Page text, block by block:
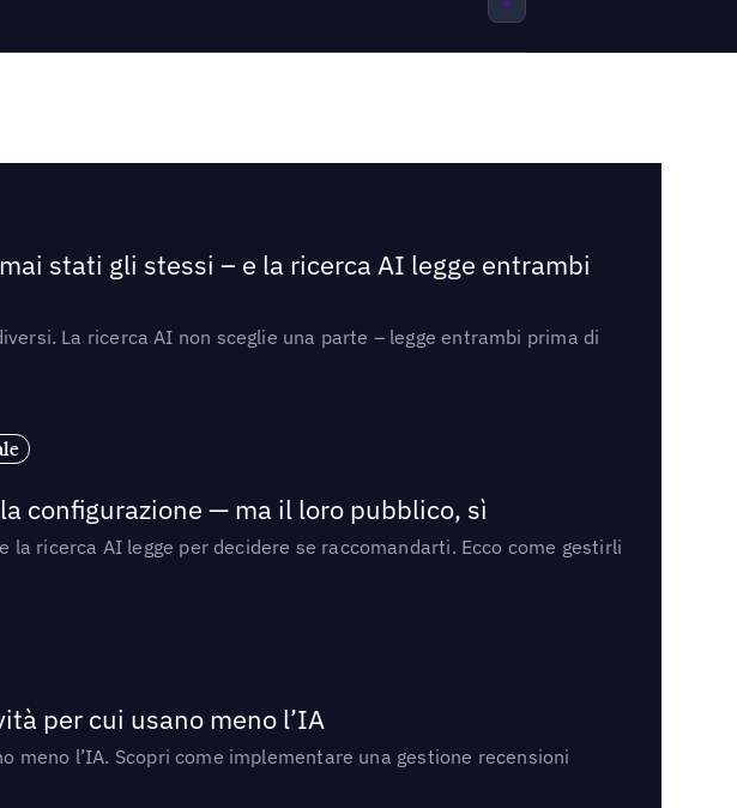
stati gli stessi – e la ricerca AI legge entrambi
La ricerca AI non sceglie una parte – legge entrambi prima di
configurazione — ma il loro pubblico, sì
ricerca AI legge per decidere se raccomandarti. Ecco come gestirli
per cui usano meno l’IA
l’IA. Scopri come implementare una gestione recensioni